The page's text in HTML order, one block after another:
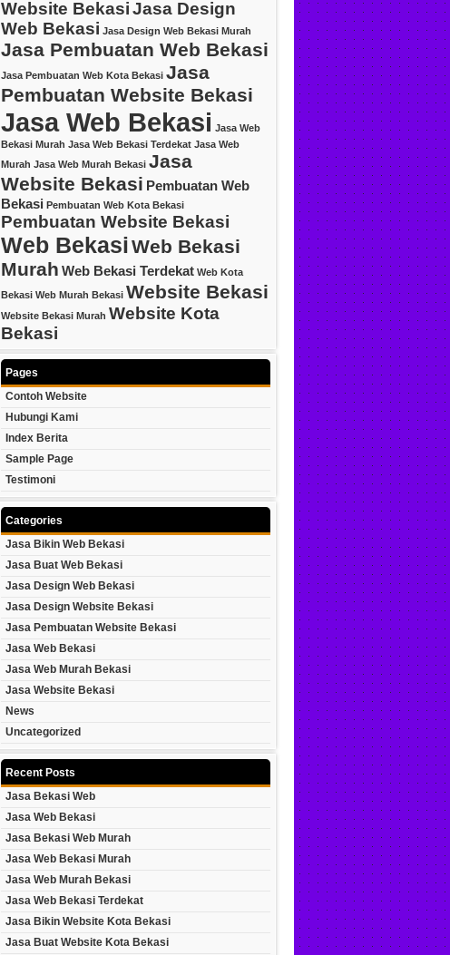
Website BekasiJasa Design
Web Bekasi Jasa Design Web Bekasi Murah
Jasa Pembuatan Web Bekasi
Jasa Pembuatan Web Kota Bekasi Jasa
Pembuatan Website Bekasi
Jasa Web Bekasi Jasa Web
Bekasi Murah Jasa Web Bekasi Terdekat Jasa Web
Murah Jasa Web Murah Bekasi Jasa
Website Bekasi Pembuatan Web
Bekasi Pembuatan Web Kota Bekasi
Pembuatan Website Bekasi
Web BekasiWeb Bekasi
Murah Web Bekasi Terdekat Web Kota
Bekasi Web Murah Bekasi Website Bekasi
Website Bekasi Murah Website Kota
Bekasi
Pages
Contoh Website
Hubungi Kami
Index Berita
Sample Page
Testimoni
Categories
Jasa Bikin Web Bekasi
Jasa Buat Web Bekasi
Jasa Design Web Bekasi
Jasa Design Website Bekasi
Jasa Pembuatan Website Bekasi
Jasa Web Bekasi
Jasa Web Murah Bekasi
Jasa Website Bekasi
News
Uncategorized
Recent Posts
Jasa Bekasi Web
Jasa Web Bekasi
Jasa Bekasi Web Murah
Jasa Web Bekasi Murah
Jasa Web Murah Bekasi
Jasa Web Bekasi Terdekat
Jasa Bikin Website Kota Bekasi
Jasa Buat Website Kota Bekasi